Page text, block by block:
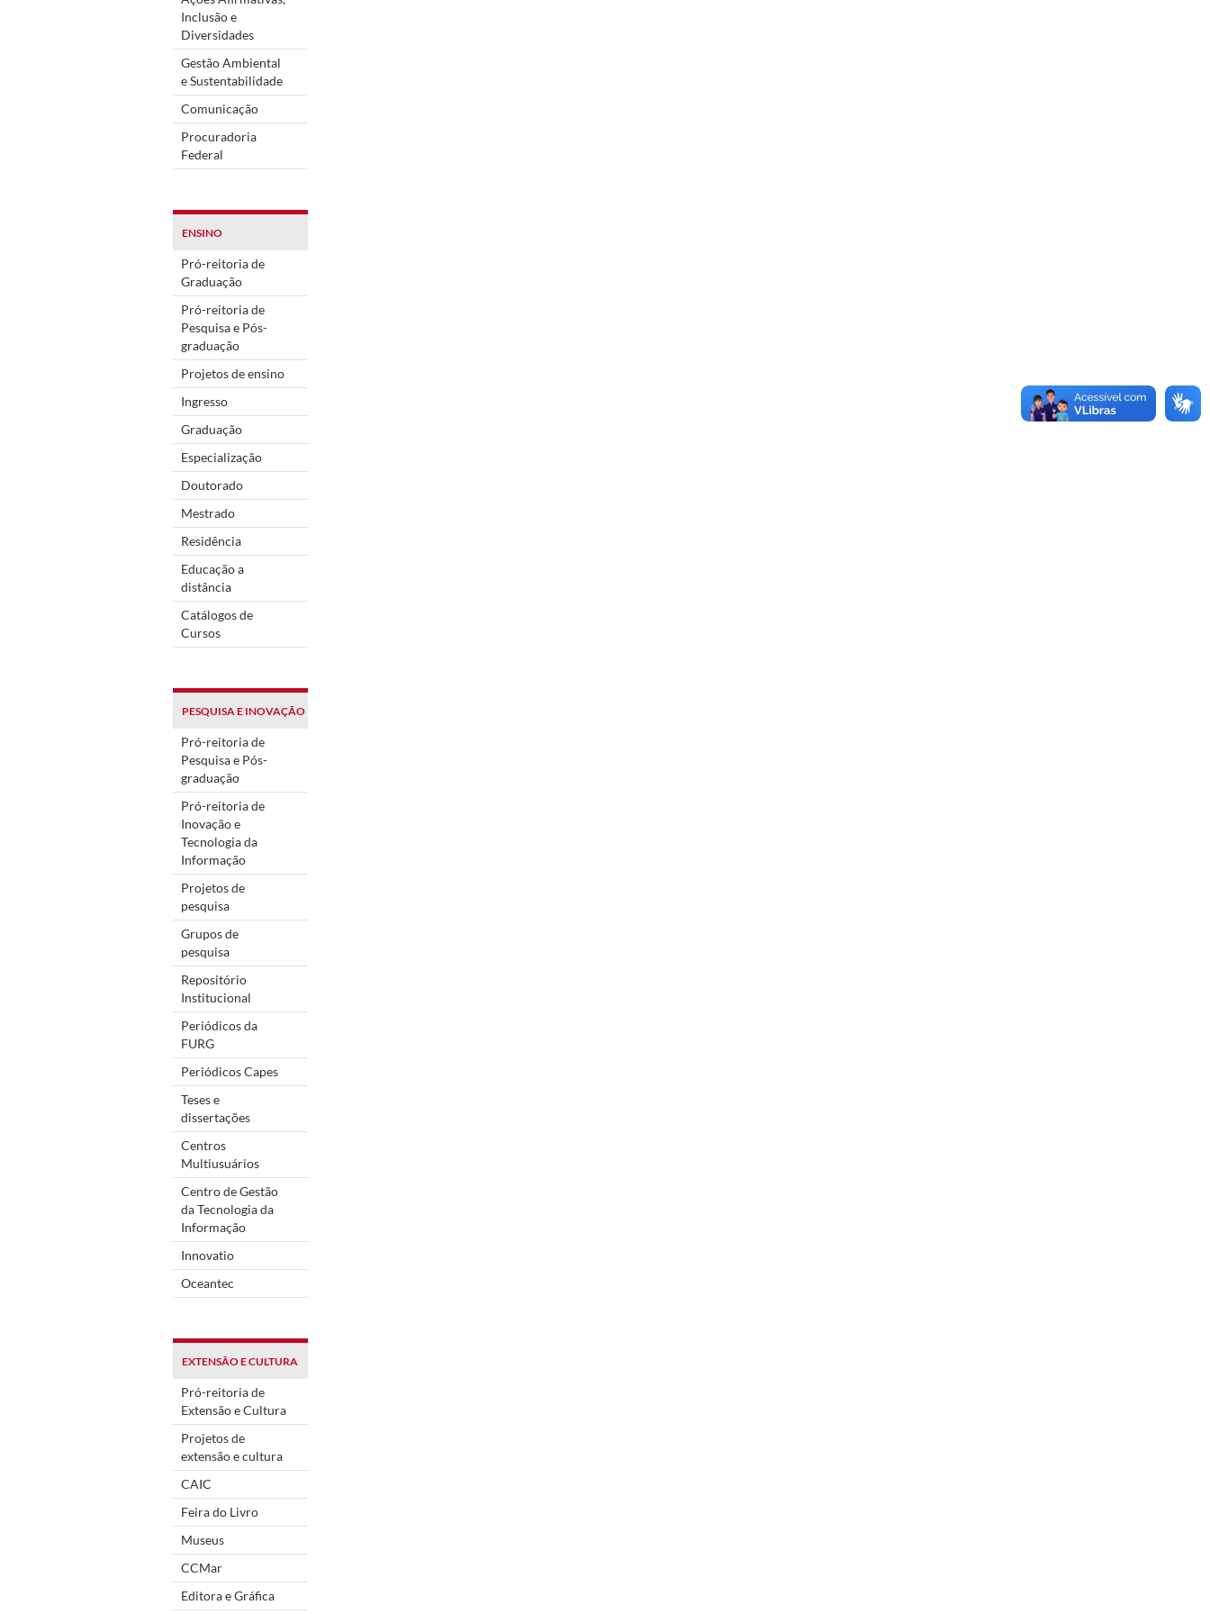
Inclusão e
Diversidades
Gestão Ambiental
e Sustentabilidade
Comunicação
Procuradoria
Federal
ENSINO
Pró-reitoria de
Graduação
Pró-reitoria de
Pesquisa e Pós-
graduação
Projetos de ensino
Ingresso
Graduação
Especialização
Doutorado
Mestrado
Residência
Educação a
distância
Catálogos de
Cursos
PESQUISA E INOVAÇÃO
Pró-reitoria de
Pesquisa e Pós-
graduação
Pró-reitoria de
Inovação e
Tecnologia da
Informação
Projetos de
pesquisa
Grupos de
pesquisa
Repositório
Institucional
Periódicos da
FURG
Periódicos Capes
Teses e
dissertações
Centros
Multiusuários
Centro de Gestão
da Tecnologia da
Informação
Innovatio
Oceantec
EXTENSÃO E CULTURA
Pró-reitoria de
Extensão e Cultura
Projetos de
extensão e cultura
CAIC
Feira do Livro
Museus
CCMar
Editora e Gráfica